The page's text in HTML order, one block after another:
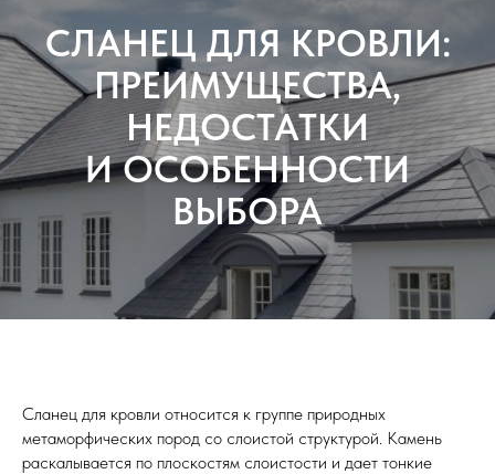
СЛАНЕЦ ДЛЯ КРОВЛИ:
ПРЕИМУЩЕСТВА,
НЕДОСТАТКИ
И ОСОБЕННОСТИ
ВЫБОРА
Сланец для кровли относится к группе природных
метаморфических пород со слоистой структурой. Камень
раскалывается по плоскостям слоистости и дает тонкие